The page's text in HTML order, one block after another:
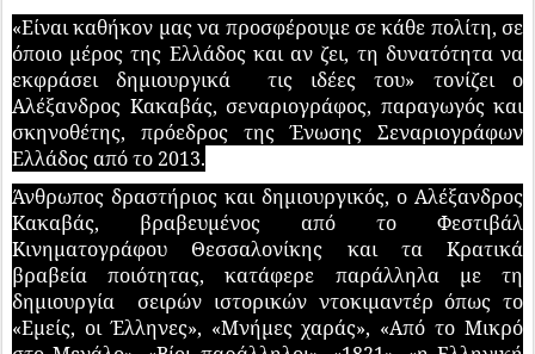
«Είναι καθήκον μας να προσφέρουμε σε κάθε πολίτη, σε
όποιο μέρος της Ελλάδος και αν ζει, τη δυνατότητα να
εκφράσει δημιουργικά τις ιδέες του» τονίζει ο
Αλέξανδρος Κακαβάς, σεναριογράφος, παραγωγός και
σκηνοθέτης, πρόεδρος της Ένωσης Σεναριογράφων
Ελλάδος από το 2013.
Άνθρωπος δραστήριος και δημιουργικός, ο Αλέξανδρος
Κακαβάς, βραβευμένος από το Φεστιβάλ
Κινηματογράφου Θεσσαλονίκης και τα Κρατικά
βραβεία ποιότητας, κατάφερε παράλληλα με τη
δημιουργία σειρών ιστορικών ντοκιμαντέρ όπως το
«Εμείς, οι Έλληνες», «Μνήμες χαράς», «Από το Μικρό